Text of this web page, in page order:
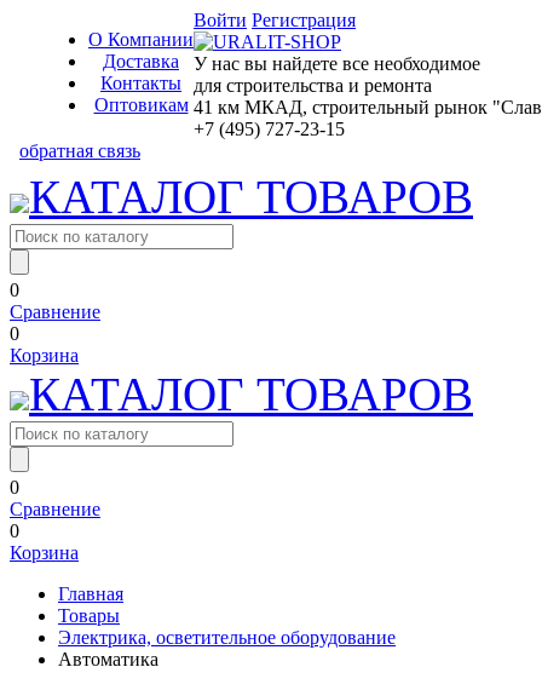
О Компании
Доставка
Контакты
Оптовикам
Войти Регистрация
У нас вы найдете все необходимое
для строительства и ремонта
41 км МКАД, строительный рынок
+7 (495) 727-23-15
обратная связь
КАТАЛОГ ТОВАРОВ
0
Сравнение
0
Корзина
КАТАЛОГ ТОВАРОВ
0
Сравнение
0
Корзина
Главная
Товары
Электрика, осветительное оборудование
Автоматика